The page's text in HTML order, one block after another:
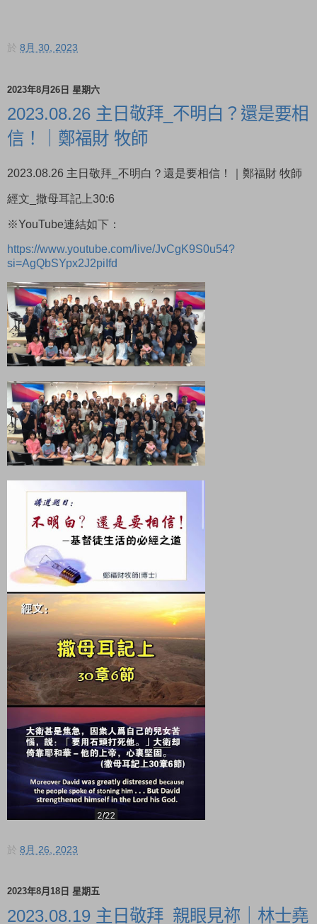
於 8月 30, 2023
2023年8月26日 星期六
2023.08.26 主日敬拜_不明白？還是要相
信！｜鄭福財 牧師
2023.08.26 主日敬拜_不明白？還是要相信！｜鄭福財 牧師
經文_撒母耳記上30:6
※YouTube連結如下：
https://www.youtube.com/live/JvCgK9S0u54?
si=AgQbSYpx2J2piIfd
於 8月 26, 2023
2023年8月18日 星期五
2023.08.19 主日敬拜_親眼見祢｜林士堯